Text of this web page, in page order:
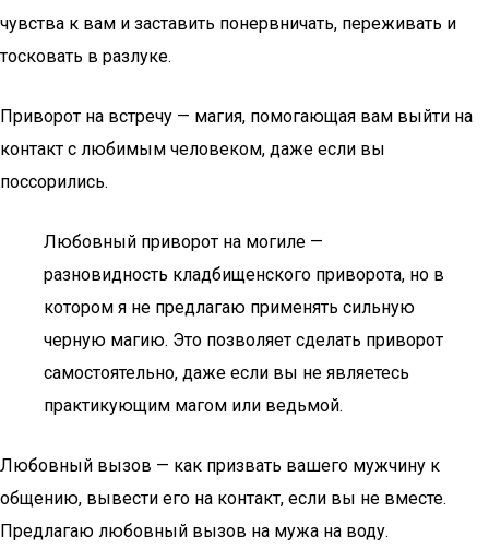
чувства к вам и заставить понервничать, переживать и
тосковать в разлуке.
Приворот на встречу — магия, помогающая вам выйти на
контакт с любимым человеком, даже если вы
поссорились.
Любовный приворот на могиле —
разновидность кладбищенского приворота, но в
котором я не предлагаю применять сильную
черную магию. Это позволяет сделать приворот
самостоятельно, даже если вы не являетесь
практикующим магом или ведьмой.
Любовный вызов — как призвать вашего мужчину к
общению, вывести его на контакт, если вы не вместе.
Предлагаю любовный вызов на мужа на воду.